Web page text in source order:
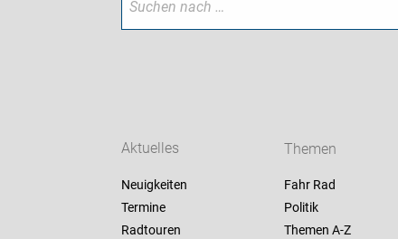
Aktuelles
Neuigkeiten
Termine
Radtouren
Themen
Fahr Rad
Politik
Themen A-Z